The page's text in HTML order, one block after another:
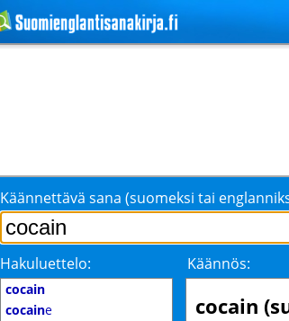
Käännettävä sana (suomeksi tai
Hakuluettelo: Käännös:
cocain
cocaine
cocain